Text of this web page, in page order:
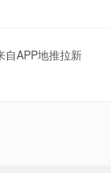
自APP地推拉新